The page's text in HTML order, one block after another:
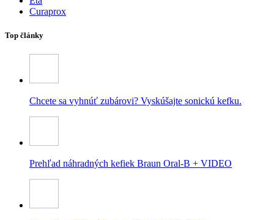
Curaprox
Top články
Chcete sa vyhnúť zubárovi? Vyskúšajte sonickú kefku.
Prehľad náhradných kefiek Braun Oral-B + VIDEO